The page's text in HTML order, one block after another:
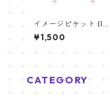
イメージピケット (Im
age Picket) うちわ -
ジミン(JIMIN-15)
¥1,500
CATEGORY